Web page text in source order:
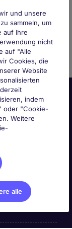
und unsere
sammeln, um
auf Ihre
nicht
auf "Alle
Cookies, die
Website
indem
oder "Cookie-
Weitere
alle